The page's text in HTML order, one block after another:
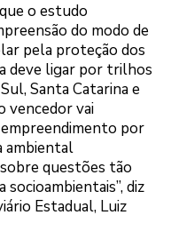
o estudo
do modo de
pela proteção dos
deve ligar por trilhos
Santa Catarina e
vencedor vai
por
ambiental
questões tão
diz
Estadual, Luiz